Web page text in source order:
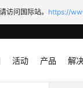
访问国际站。 https://
活动 产品 解